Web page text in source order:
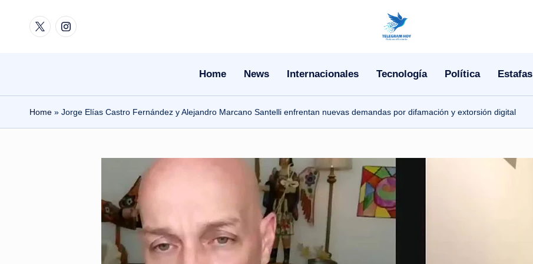
TwitterInstagram
N
i
e
l
e
Home News Internacionales Tecnología Política Estafas
Home » Jorge Elías Castro Fernández y Alejandro Marcano Santelli enfrentan nuevas demandas por difamación y extorsión digital